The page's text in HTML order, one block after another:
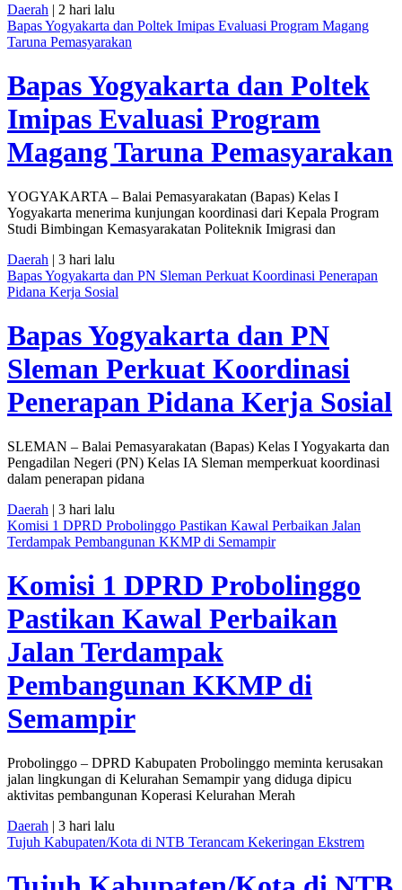
Daerah | 2 hari lalu
Bapas Yogyakarta dan Poltek Imipas Evaluasi Program Magang
Taruna Pemasyarakan
Bapas Yogyakarta dan Poltek
Imipas Evaluasi Program
Magang Taruna Pemasyarakan
YOGYAKARTA – Balai Pemasyarakatan (Bapas) Kelas I
Yogyakarta menerima kunjungan koordinasi dari Kepala Program
Studi Bimbingan Kemasyarakatan Politeknik Imigrasi dan
Daerah | 3 hari lalu
Bapas Yogyakarta dan PN Sleman Perkuat Koordinasi Penerapan
Pidana Kerja Sosial
Bapas Yogyakarta dan PN
Sleman Perkuat Koordinasi
Penerapan Pidana Kerja Sosial
SLEMAN – Balai Pemasyarakatan (Bapas) Kelas I Yogyakarta dan
Pengadilan Negeri (PN) Kelas IA Sleman memperkuat koordinasi
dalam penerapan pidana
Daerah | 3 hari lalu
Komisi 1 DPRD Probolinggo Pastikan Kawal Perbaikan Jalan
Terdampak Pembangunan KKMP di Semampir
Komisi 1 DPRD Probolinggo
Pastikan Kawal Perbaikan
Jalan Terdampak
Pembangunan KKMP di
Semampir
Probolinggo – DPRD Kabupaten Probolinggo meminta kerusakan
jalan lingkungan di Kelurahan Semampir yang diduga dipicu
aktivitas pembangunan Koperasi Kelurahan Merah
Daerah | 3 hari lalu
Tujuh Kabupaten/Kota di NTB Terancam Kekeringan Ekstrem